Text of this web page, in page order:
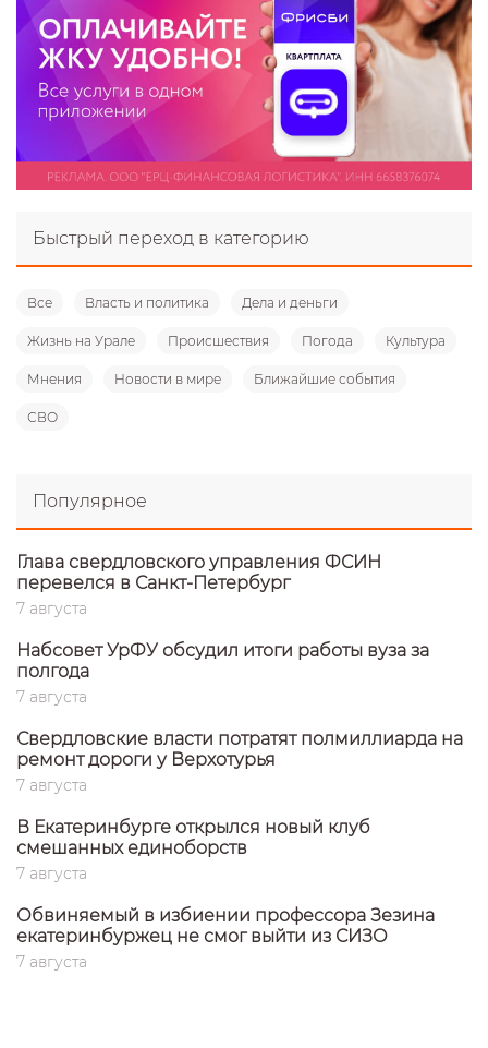
Быстрый переход в категорию
Все Власть и политика Дела и деньги
Жизнь на Урале Происшествия Погода Культура
Мнения Новости в мире Ближайшие события
СВО
Популярное
Глава свердловского управления ФСИН
перевелся в Санкт-Петербург
7 августа
Набсовет УрФУ обсудил итоги работы вуза за
полгода
7 августа
Свердловские власти потратят полмиллиарда на
ремонт дороги у Верхотурья
7 августа
В Екатеринбурге открылся новый клуб
смешанных единоборств
7 августа
Обвиняемый в избиении профессора Зезина
екатеринбуржец не смог выйти из СИЗО
7 августа